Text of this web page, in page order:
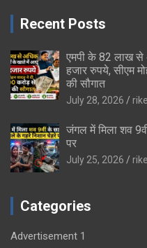
Recent Posts
एमपी के 82 लाख
हजार रुपये, सीएम
की सौगात
July 28, 2026
जंगल में मिला शव
पर
July 25, 2026
Categories
Advertisement 1